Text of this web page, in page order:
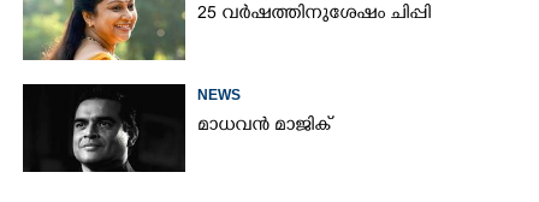
25 വർഷത്തിനുശേഷം ചിപ്പി
NEWS
മാധവൻ മാജിക്